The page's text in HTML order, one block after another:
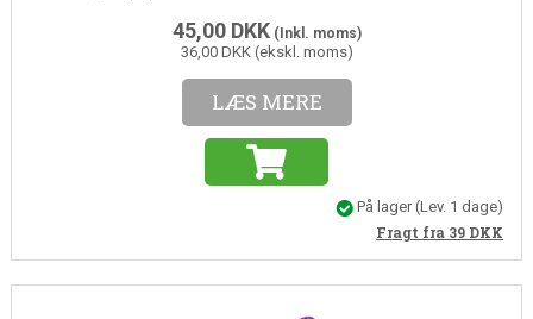
45,00 DKK(Inkl. moms)
36,00 DKK (ekskl. moms)
LÆS MERE
På lager(Lev. 1 dage)
Fragt fra 39 DKK